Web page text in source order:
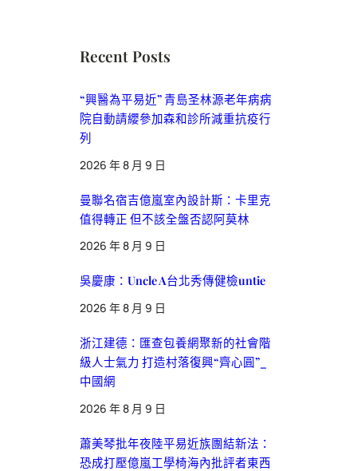
Recent Posts
“興醫為平易近” 青島圣林源老年病病
院自動請纓參加森和診所減重抗疫行
列
2026 年 8 月 9 日
曼聯名宿吉億嵐室內設計斯：卡里克
值得轉正 但不該全盤否認阿莫林
2026 年 8 月 9 日
吳慶康：Uncle A台北秀傳健檢untie
2026 年 8 月 9 日
浙江建德：匯查包養網聚新的社會階
級人士氣力 打造村落復興“齊心圓”_
中國網
2026 年 8 月 9 日
蕭美琴批年夜陸平易近族團結新法：
恐成打壓億嵐工學椅海內批評者東西